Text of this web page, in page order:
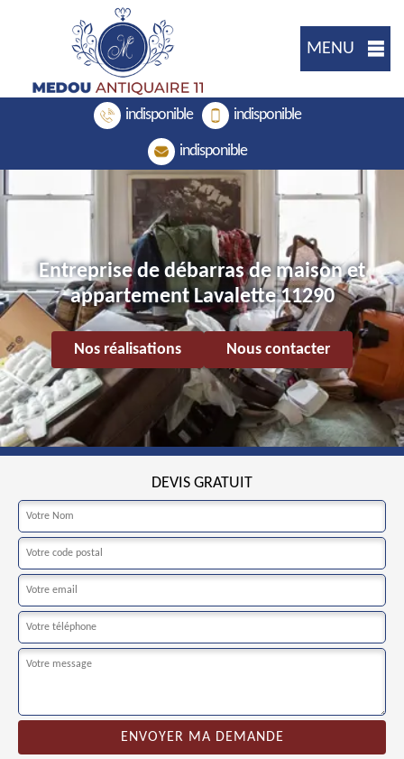
MENU
indisponible indisponible
indisponible
Entreprise de débarras de maison et
appartement Lavalette 11290
Nos réalisations Nous contacter
DEVIS GRATUIT